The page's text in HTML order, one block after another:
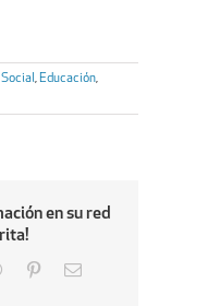
, Educación,
en su red
WhatsApp
PinterestEmail